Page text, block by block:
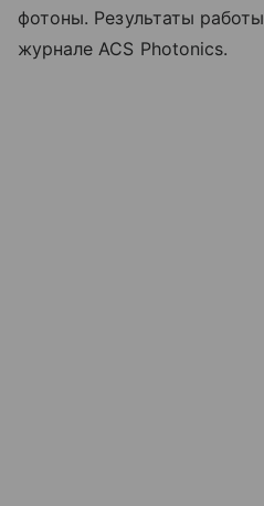
фотоны. Результаты работы
журнале ACS Photonics.